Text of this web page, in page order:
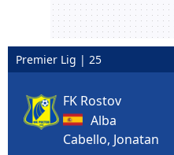
Premier Lig | 25
FK Rostov
Alba
Cabello, Jonatan